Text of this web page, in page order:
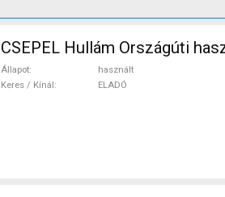
CSEPEL Hullám Országúti
Állapot
használt
Keres / Kínál
ELADÓ